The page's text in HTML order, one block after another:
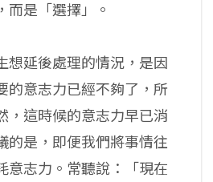
而是「選擇」。
想延後處理的情況，是因
的意志力已經不夠了，所
，這時候的意志力早已消
的是，即便我們將事情往
意志力。常聽說：「現在